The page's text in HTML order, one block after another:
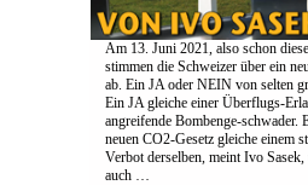
Am 13. Juni 2021, also schon
stimmen die Schweizer über ein
ab. Ein JA oder NEIN von selten
Ein JA gleiche einer Überflugs-
angreifende Bombenge-schwader.
neuen CO2-Gesetz gleiche einem
Verbot derselben, meint Ivo Sasek,
auch …